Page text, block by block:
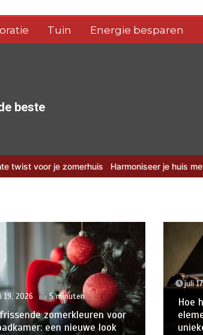
Tuin Energie besparen
beste
Harmoniseer je huis met
19, 2026 5 minuten
zomerkleuren voor
een nieuwe look
juli
Hoe